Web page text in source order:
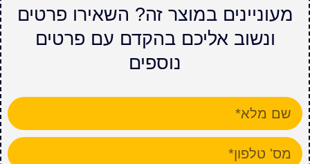
מעוניינים במוצר זה? השאירו פרטים
ונשוב אליכם בהקדם עם פרטים
נוספים